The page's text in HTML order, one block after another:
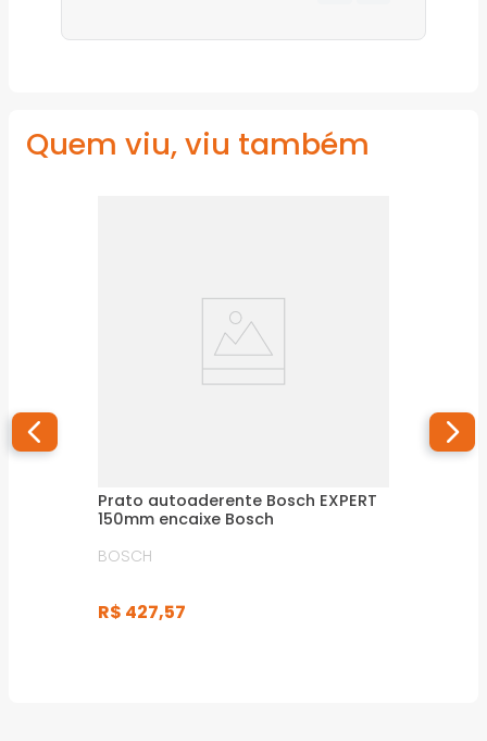
Quem viu, viu também
Prato autoaderente Bosch EXPERT
150mm encaixe Bosch
BOSCH
R$ 427,57